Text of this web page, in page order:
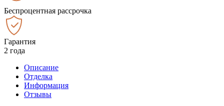
Беспроцентная рассрочка
Гарантия
2 года
Описание
Отделка
Информация
Отзывы